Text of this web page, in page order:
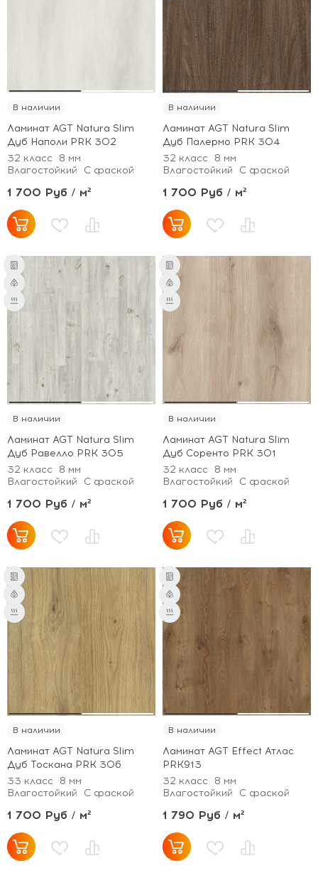
В наличии
Ламинат AGT Natura Slim
Дуб Наполи PRK 302
32 класс
8 мм
Влагостойкий
С фаской
1 700 Руб / м²
В наличии
Ламинат AGT Natura Slim
Дуб Палермо PRK 304
32 класс
8 мм
Влагостойкий
С фаской
1 700 Руб / м²
В наличии
Ламинат AGT Natura Slim
Дуб Равелло PRK 305
32 класс
8 мм
Влагостойкий
С фаской
1 700 Руб / м²
В наличии
Ламинат AGT Natura Slim
Дуб Соренто PRK 301
32 класс
8 мм
Влагостойкий
С фаской
1 700 Руб / м²
В наличии
Ламинат AGT Natura Slim
Дуб Тоскана PRK 306
33 класс
8 мм
Влагостойкий
С фаской
1 700 Руб / м²
В наличии
Ламинат AGT Effect Атлас
PRK913
32 класс
8 мм
Влагостойкий
С фаской
1 790 Руб / м²